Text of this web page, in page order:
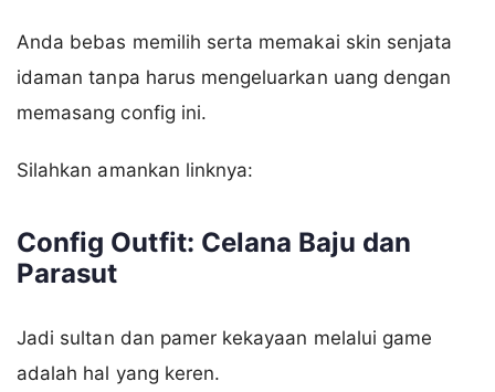
Anda bebas memilih serta memakai skin senjata
idaman tanpa harus mengeluarkan uang dengan
memasang config ini.
Silahkan amankan linknya:
Config Outfit: Celana Baju dan
Parasut
Jadi sultan dan pamer kekayaan melalui game
adalah hal yang keren.